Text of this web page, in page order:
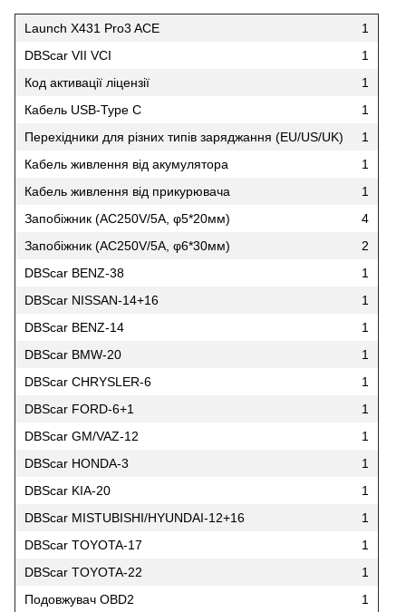
Launch X431 Pro3 ACE
1
DBScar VII VCI
1
Код активації ліцензії
1
Кабель USB-Type C
1
Перехідники для різних типів заряджання (EU/US/UK)
1
Кабель живлення від акумулятора
1
Кабель живлення від прикурювача
1
Запобіжник (AC250V/5A, φ5*20мм)
4
Запобіжник (AC250V/5A, φ6*30мм)
2
DBScar BENZ-38
1
DBScar NISSAN-14+16
1
DBScar BENZ-14
1
DBScar BMW-20
1
DBScar CHRYSLER-6
1
DBScar FORD-6+1
1
DBScar GM/VAZ-12
1
DBScar HONDA-3
1
DBScar KIA-20
1
DBScar MISTUBISHI/HYUNDAI-12+16
1
DBScar TOYOTA-17
1
DBScar TOYOTA-22
1
Подовжувач OBD2
1